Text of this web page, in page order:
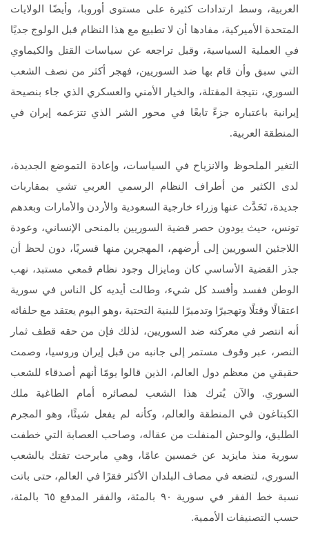
العربية، وسط ارتدادات كثيرة على مستوى أوروبا، وأيضًا الولايات
المتحدة الأميركية، مفادها أن لا تطبيع مع هذا النظام قبل الولوج جديًا
في العملية السياسية، وقبل تراجعه عن سياسات القتل والكيماوي
التي سبق وأن قام بها ضد السوريين، فهجر أكثر من نصف الشعب
السوري، نتيجة المقتلة، والخيار الأمني والعسكري الذي جاء بنصيحة
إيرانية باعتباره جزءً تابعًا في محور الشر الذي تتزعمه إيران في
المنطقة العربية.
التغير الملحوظ والانزياح في السياسات، وإعادة التموضع الجديدة،
لدى الكثير من أطراف النظام الرسمي العربي تشي بمقاربات
جديدة، تَحَدَّث عنها وزراء خارجية السعودية والأردن والأمارات وبعدهم
تونس، حيث يودون حصر قضية السوريين بالمنحى الإنساني، وعودة
اللاجئين السوريين إلى أرضهم، المهجرين منها قسريًا، دون لحظ أن
جذر القضية الأساسي كان ومايزال وجود نظام قمعي مستبد، نهب
الوطن ففسد وأفسد كل شيء، وطالت أيديه كل الناس في سورية
اعتقالًا وقتلًا وتهجيرًا وتدميرًا للبنية التحتية ،وهو اليوم يعتقد مع حلفائه
أنه انتصر في معركته ضد السوريين، لذلك فإن من حقه قطف ثمار
النصر، عبر وقوف مستمر إلى جانبه من قبل إيران وروسيا، وصمت
حقيقي من معظم دول العالم، الذين قالوا يومًا أنهم أصدقاء للشعب
السوري. والآن يُترك هذا الشعب لمصائره أمام الطاغية ملك
الكبتاغون في المنطقة والعالم، وكأنه لم يفعل شيئًا، وهو المجرم
الطليق، والوحش المنفلت من عقاله، وصاحب العصابة التي خطفت
سورية منذ مايزيد عن خمسين عامًا، وهي مابرحت تفتك بالشعب
السوري، لتضعه في مصاف البلدان الأكثر فقرًا في العالم، حتى باتت
نسبة خط الفقر في سورية ٩٠ بالمئة، والفقر المدقع ٦٥ بالمئة،
حسب التصنيفات الأممية.